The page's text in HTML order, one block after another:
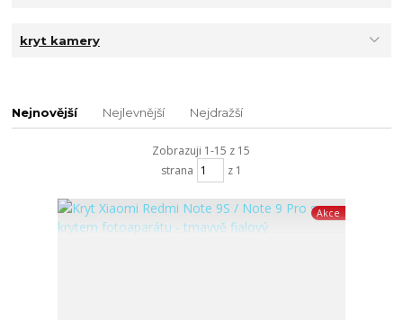
kryt kamery
Nejnovější Nejlevnější Nejdražší
Zobrazuji 1-15 z 15
strana
z 1
Akce